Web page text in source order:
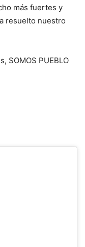
más fuertes y
resuelto nuestro
SOMOS PUEBLO